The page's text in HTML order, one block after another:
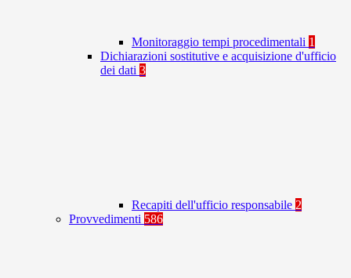
Monitoraggio tempi procedimentali 1
Dichiarazioni sostitutive e acquisizione d'ufficio
dei dati 3
Recapiti dell'ufficio responsabile 2
Provvedimenti 586